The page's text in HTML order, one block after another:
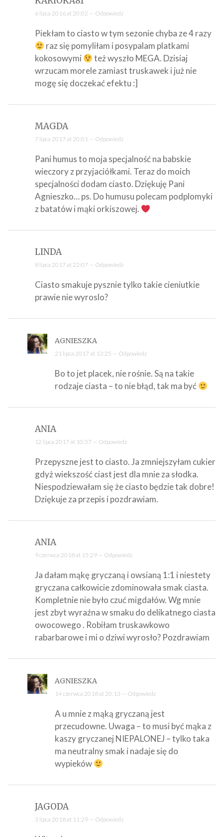
6 lipca 2016 at 20:02 — Odpowiedz
Piekłam to ciasto w tym sezonie chyba ze 4 razy
raz się pomyliłam i posypalam platkami
kokosowymi
też wyszło MEGA. Dzisiaj
wrzucam morele zamiast truskawek i już nie
mogę się doczekać efektu :]
MAGDA
7 lipca 2017 at 20:01 — Odpowiedz
Pani humus to moja specjalność na babskie
wieczory z przyjaciółkami. Teraz do moich
specjalności dodam ciasto. Dziękuję Pani
Agnieszko… ps. Do humusu polecam podplomyki
z batatów i mąki orkiszowej.
LINDA
8 lipca 2017 at 22:07 — Odpowiedz
Ciasto smakuje pysznie tylko takie cieniutkie
prawie nie wyroslo?
AGNIESZKA
21 lipca 2017 at 13:25 — Odpowiedz
Bo to jet placek, nie rośnie. Są na takie
rodzaje ciasta – to nie błąd, tak ma być
ANIA
12 lipca 2017 at 10:57 — Odpowiedz
Przepyszne jest to ciasto. Ja zmniejszyłam cukier
gdyż wiekszość ciast jest dla mnie za słodka.
Niespodziewałam się że ciasto będzie tak dobre!
Dziękuje za przepis i pozdrawiam.
ANIA
9 czerwca 2018 at 15:29 — Odpowiedz
Ja dałam mąkę gryczaną i owsianą 1:1 i niestety
gryczana całkowicie zdominowała smak ciasta.
Kompletnie nie było czuć migdałów. Wg mnie
jest zbyt wyraźna w smaku do delikatnego ciasta
owocowego . Robiłam truskawkowo
rabarbarowe i mi o dziwi wyrosło? Pozdrawiam
AGNIESZKA
14 czerwca 2018 at 20:13 — Odpowiedz
A u mnie z mąką gryczaną jest
przecudowne. Uwaga – to musi być mąka z
kaszy gryczanej NIEPALONEJ – tylko taka
ma neutralny smak i nadaje się do
wypieków
JAGODA
3 lipca 2018 at 11:29 — Odpowiedz